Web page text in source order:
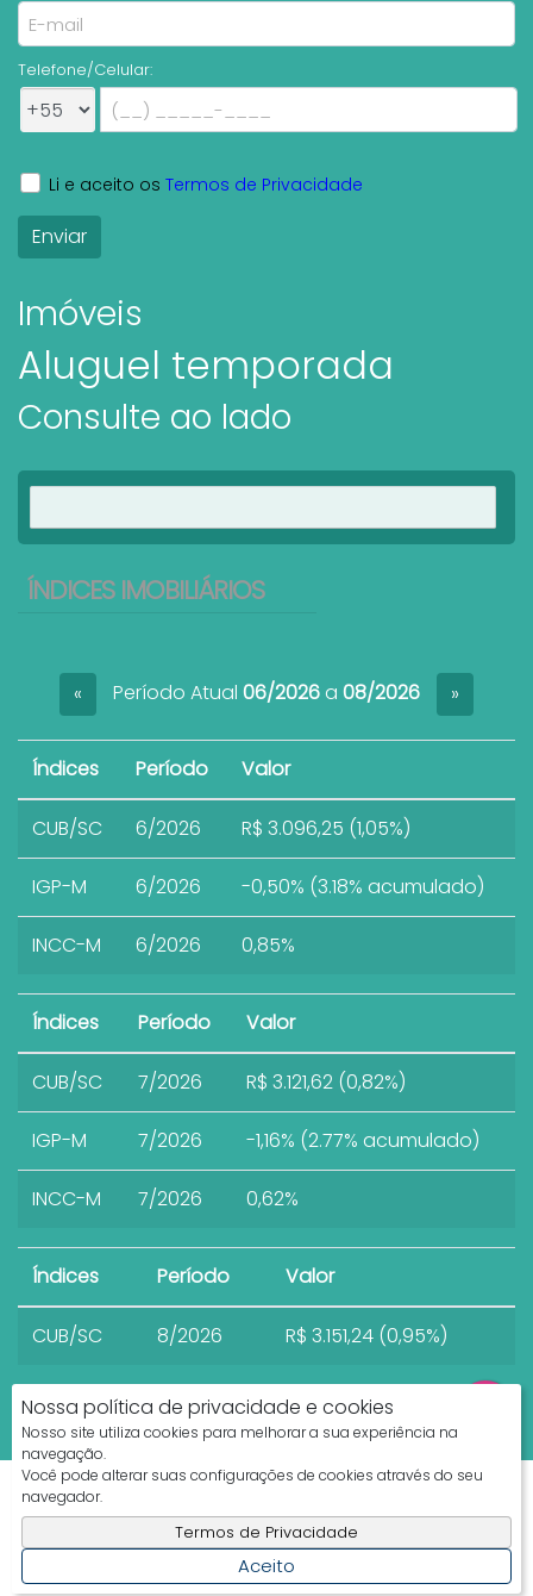
Nossa política de privacidade e cookies
Nosso site utiliza cookies para melhorar a sua experiência na
navegação.
Você pode alterar suas configurações de cookies através do seu
navegador.
Termos de Privacidade
Aceito
Telefone/Celular:
Li e aceito os Termos de Privacidade
Imóveis
Aluguel temporada
Consulte ao lado
ÍNDICES IMOBILIÁRIOS
« Período Atual 06/2026a 08/2026 »
Índices Período Valor
CUB/SC 6/2026 R$ 3.096,25 (1,05%)
IGP-M 6/2026 -0,50% (3.18% acumulado)
INCC-M 6/2026 0,85%
Índices Período Valor
CUB/SC 7/2026 R$ 3.121,62 (0,82%)
IGP-M 7/2026 -1,16% (2.77% acumulado)
INCC-M 7/2026 0,62%
Índices Período Valor
CUB/SC 8/2026 R$ 3.151,24 (0,95%)
Apresenta.me ~ Plataforma Imobiliária
Copyright © 2026 ~ 0.0000s